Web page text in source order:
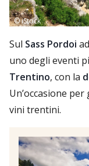
© iStock
Sul Sass Pordoi
uno degli eventi
Trentino, con la
Un’occasione
vini trentini.